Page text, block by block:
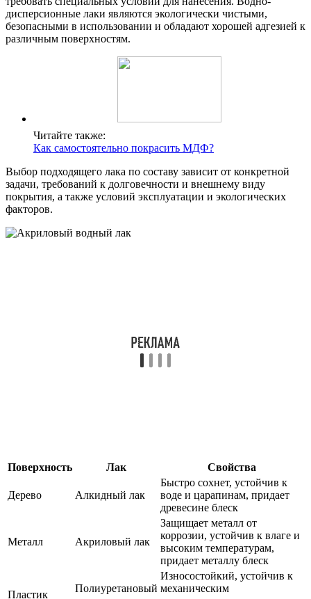
дисперсионные лаки являются экологически чистыми,
безопасными в использовании и обладают хорошей адгезией к
различным поверхностям.
Читайте также:
Как самостоятельно покрасить МДФ?
Выбор подходящего лака по составу зависит от конкретной
задачи, требований к долговечности и внешнему виду
покрытия, а также условий эксплуатации и экологических
факторов.
Поверхность Лак Свойства
Дерево Алкидный лак
Быстро сохнет, устойчив к
воде и царапинам, придает
древесине блеск
Металл Акриловый лак
Защищает металл от
коррозии, устойчив к влаге и
высоким температурам,
придает металлу блеск
Пластик
Полиуретановый
Износостойкий, устойчив к
механическим